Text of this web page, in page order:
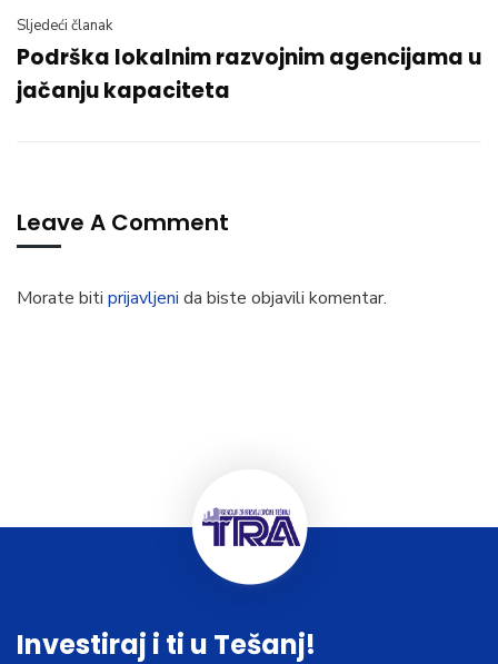
Sljedeći članak
Podrška lokalnim razvojnim agencijama u
jačanju kapaciteta
Leave A Comment
Morate biti prijavljeni da biste objavili komentar.
Investiraj i ti u Tešanj!